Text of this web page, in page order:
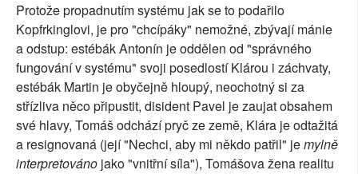
Protože propadnutím systému jak se to podařilo
Kopfrkinglovi, je pro "chcípáky" nemožné, zbývají mánie
a odstup: estébák Antonín je oddělen od "správného
fungování v systému" svoji posedlostí Klárou i záchvaty,
estébák Martin je obyčejně hloupý, neochotný si za
střízliva něco připustit, disident Pavel je zaujat obsahem
své hlavy, Tomáš odchází pryč ze země, Klára je odtažitá
a resignovaná (její "Nechci, aby mi někdo patřil" jemylně
interpretováno jako "vnitřní síla"), Tomášova žena realitu